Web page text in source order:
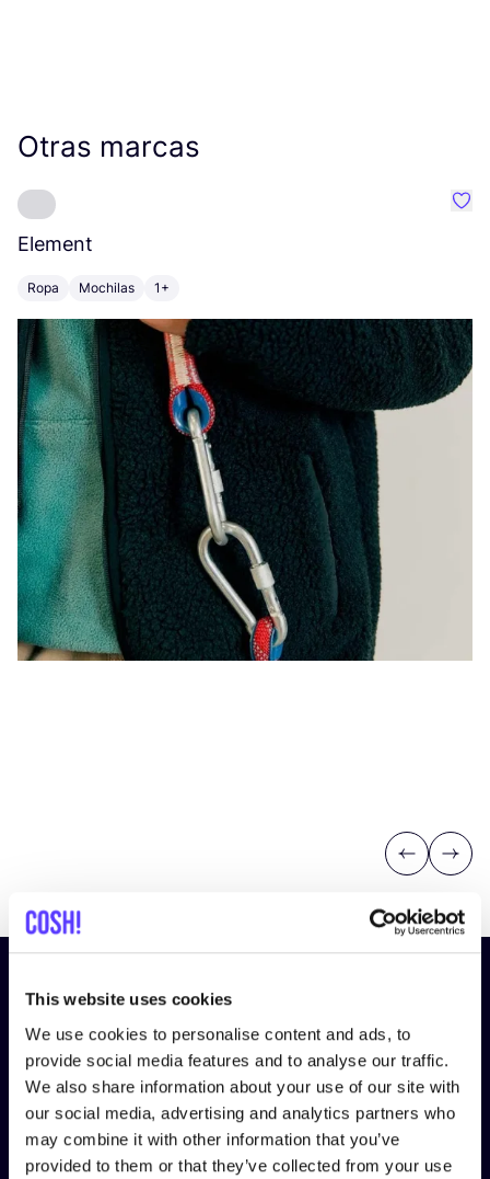
This website uses cookies
We use cookies to personalise content and ads, to
provide social media features and to analyse our traffic.
We also share information about your use of our site with
our social media, advertising and analytics partners who
may combine it with other information that you’ve
provided to them or that they’ve collected from your use
Otras marcas
Element
Ropa Mochilas 1+
Previous
Next
¡Suscríbete a nuestro boletín
y mantente informado!
Nombre *
Correo electrónico*